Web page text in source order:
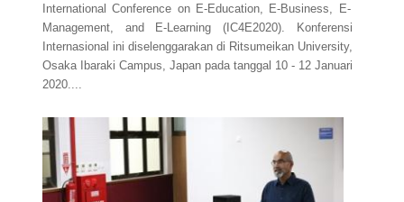
International Conference on E-Education, E-Business, E-
Management, and E-Learning (IC4E2020). Konferensi
Internasional ini diselenggarakan di Ritsumeikan University,
Osaka Ibaraki Campus, Japan pada tanggal 10 - 12 Januari
2020....